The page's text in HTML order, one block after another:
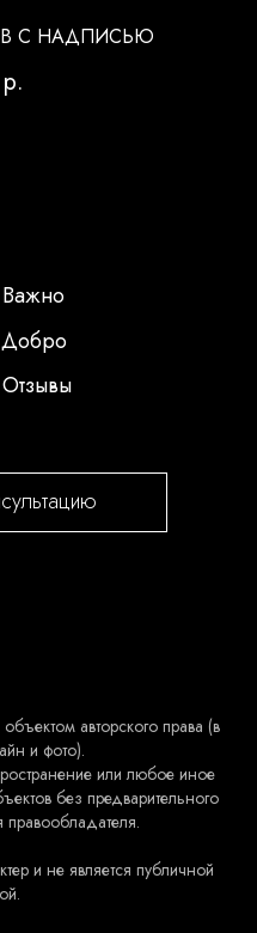
С НАДПИСЬЮ
р.
Важно
Добро
Отзывы
авторского права (в
и фото).
или любое иное
без предварительного
правообладателя.
и не является публичной